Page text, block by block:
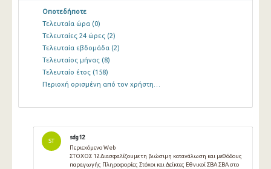
Οποτεδήποτε
Τελευταία ώρα (0)
Τελευταίες 24 ώρες (2)
Τελευταία εβδομάδα (2)
Τελευταίος μήνας (8)
Τελευταίο έτος (158)
Περιοχή ορισμένη από τον χρήστη…
ST
sdg12
Περιεχόμενο Web
ΣΤΟΧΟΣ 12 Διασφαλίζουμε τη βιώσιμη κατανάλωση και μεθόδους
παραγωγής Πληροφορίες Στόχοι και Δείκτες Εθνικοί ΣΒΑ ΣΒΑ στο